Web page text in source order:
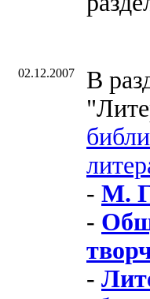
02.12.2007 В
- М.
-
-